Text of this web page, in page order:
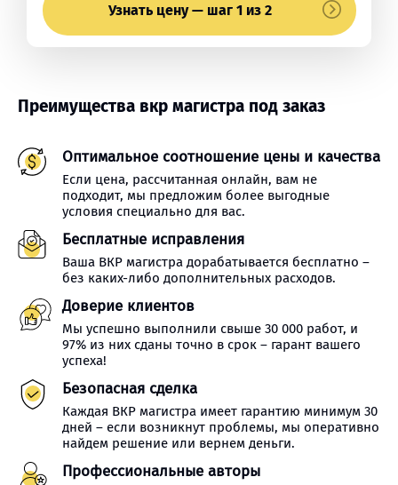
Узнать цену — шаг 1 из 2
Преимущества вкр магистра под заказ
Оптимальное соотношение цены и качества
Если цена, рассчитанная онлайн, вам не
подходит, мы предложим более выгодные
условия специально для вас.
Бесплатные исправления
Ваша ВКР магистра дорабатывается бесплатно –
без каких-либо дополнительных расходов.
Доверие клиентов
Мы успешно выполнили свыше 30 000 работ, и
97% из них сданы точно в срок – гарант вашего
успеха!
Безопасная сделка
Каждая ВКР магистра имеет гарантию минимум 30
дней – если возникнут проблемы, мы оперативно
найдем решение или вернем деньги.
Профессиональные авторы